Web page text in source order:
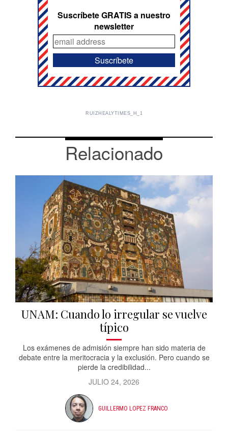
Suscríbete GRATIS a nuestro
newsletter
RUIZHEALYTIMES_H_1
Relacionado
UNAM: Cuando lo irregular se vuelve
típico
Los exámenes de admisión siempre han sido materia de
debate entre la meritocracia y la exclusión. Pero cuando se
pierde la credibilidad...
JULIO 24, 2026
GUILLERMO LOPEZ FRANCO